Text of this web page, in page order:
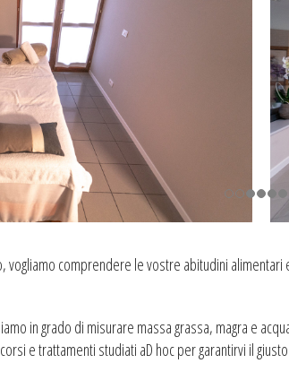
vogliamo comprendere le vostre abitudini
in grado di misurare massa grassa, magra e
e trattamenti studiati aD hoc per garantirvi il